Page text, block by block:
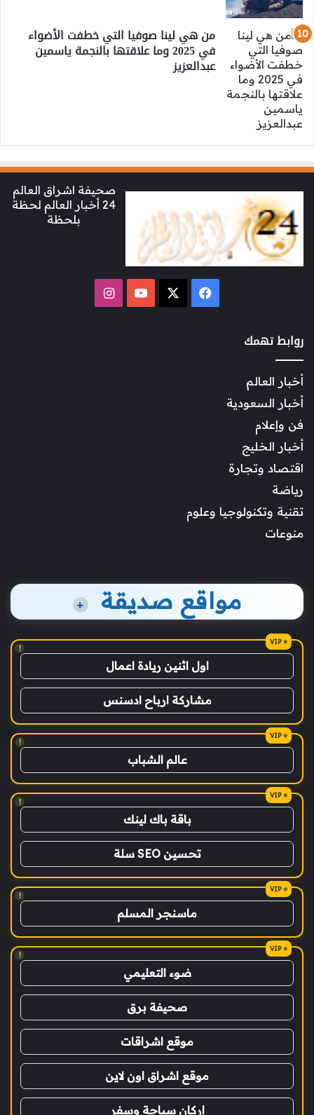
من هي لينا صوفيا التي خطفت الأضواء
في 2025 وما علاقتها بالنجمة ياسمين
عبدالعزيز
صحيفة اشراق العالم
24 أخبار العالم لحظة
بلحظة
فيسبوك ‫YouTubeانستقرام
روابط تهمك
أخبار العالم
أخبار السعودية
فن وإعلام
أخبار الخليج
اقتصاد وتجارة
رياضة
تقنية وتكنولوجيا وعلوم
منوعات
مواقع صديقة +
!
اول اثنين ريادة اعمال
مشاركة ارباح ادسنس
!
عالم الشباب
!
باقة باك لينك
تحسين SEO سلة
!
ماسنجر المسلم
!
ضوء التعليمي
صحيفة برق
موقع اشراقات
موقع اشراق اون لاين
اركان سياحة وسفر